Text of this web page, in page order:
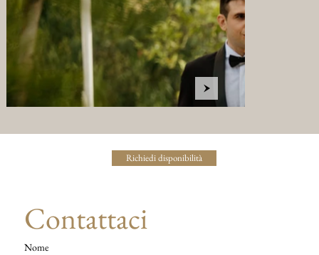
Richiedi disponibilità
Contattaci
Nome